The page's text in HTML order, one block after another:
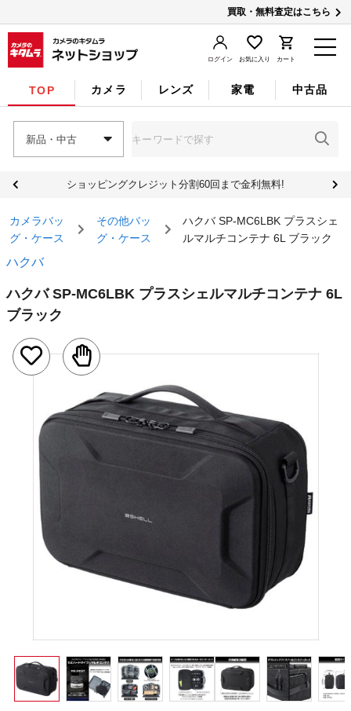
買取・無料査定はこちら
ログイン お気に入り カート
TOP カメラ レンズ 家電 中古品
新品・中古
ショッピングクレジット分割60回まで金利無料!
カメラバッ
グ・ケース
その他バッ
グ・ケース
ハクバ SP-MC6LBK プラスシェ
ルマルチコンテナ 6L ブラック
ハクバ
ハクバ SP-MC6LBK プラスシェルマルチコンテナ 6L
ブラック